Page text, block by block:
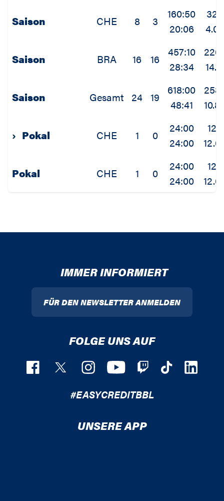
Saison CHE 8 3
160:50
20:06
32
4.0
Saison BRA 16 16
457:10
28:34
226
14.1
Saison Gesamt 24 19
618:00
48:41
258
10.8
› Pokal CHE 1 0
24:00
24:00
12
12.0
Pokal CHE 1 0
24:00
24:00
12
12.0
IMMER INFORMIERT
FÜR DEN NEWSLETTER ANMELDEN
FOLGE UNS AUF
#EASYCREDITBBL
UNSERE APP